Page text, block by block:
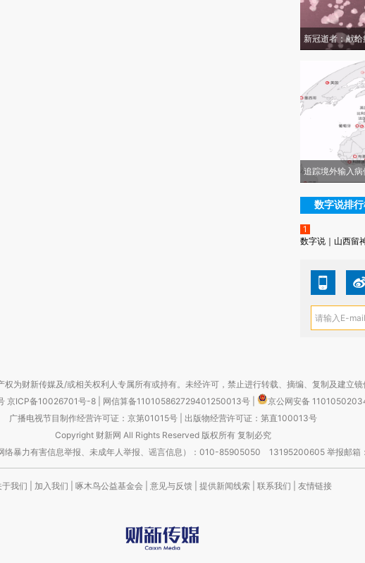
新冠逝者：献
追踪境外输入
数字说排行
1
数字说｜山西留
权为财新传媒及/或相关权利人专属所有或持有。未经许可，禁止进行转载、摘编、复制及建立镜
京ICP备10026701号-8 网信算备110105862729401250013号
京公网安备
广播电视节目制作经营许可证：京第01015号| 出版物经营许可证：第直100013号
Copyright 财新网 All Rights Reserved 版权所有 复制必究
络暴力有害信息举报、未成年人举报、谣言信息）：010-85905050 13195200605 举报邮箱
于我们 加入我们 啄木鸟公益基金会 意见与反馈 提供新闻线索 联系我们 友情链接